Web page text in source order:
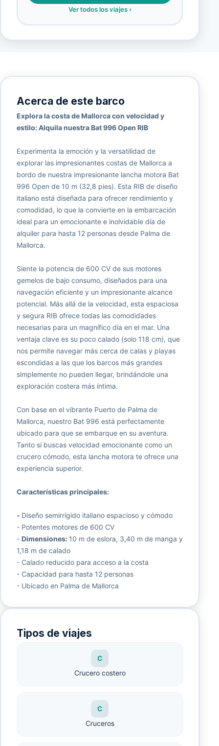
Ver todos los viajes›
Acerca de este barco
Explora la costa de Mallorca con velocidad y
estilo: Alquila nuestra Bat 996 Open RIB
Experimenta la emoción y la versatilidad de
explorar las impresionantes costas de Mallorca a
bordo de nuestra impresionante lancha motora Bat
996 Open de 10 m (32,8 pies). Esta RIB de diseño
italiano está diseñada para ofrecer rendimiento y
comodidad, lo que la convierte en la embarcación
ideal para un emocionante e inolvidable día de
alquiler para hasta 12 personas desde Palma de
Mallorca.
Siente la potencia de 600 CV de sus motores
gemelos de bajo consumo, diseñados para una
navegación eficiente y un impresionante alcance
potencial. Más allá de la velocidad, esta espaciosa
y segura RIB ofrece todas las comodidades
necesarias para un magnífico día en el mar. Una
ventaja clave es su poco calado (solo 118 cm), que
nos permite navegar más cerca de calas y playas
escondidas a las que los barcos más grandes
simplemente no pueden llegar, brindándole una
exploración costera más íntima.
Con base en el vibrante Puerto de Palma de
Mallorca, nuestro Bat 996 está perfectamente
ubicado para que se embarque en su aventura.
Tanto si buscas velocidad emocionante como un
crucero cómodo, esta lancha motora te ofrece una
experiencia superior.
Características principales:
- Diseño semirrígido italiano espacioso y cómodo
- Potentes motores de 600 CV
- Dimensiones: 10 m de eslora, 3,40 m de manga y
1,18 m de calado
- Calado reducido para acceso a la costa
- Capacidad para hasta 12 personas
- Ubicado en Palma de Mallorca
Tipos de viajes
C
Crucero costero
C
Cruceros